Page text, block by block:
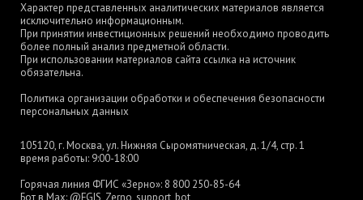
Характер представленных аналитических материалов является
исключительно информационным.
При принятии инвестиционных решений необходимо проводить
более полный анализ предметной области.
При использовании материалов сайта ссылка на источник
обязательна.
Политика организации обработки и обеспечения безопасности
персональных данных
105120, г. Москва, ул. Нижняя Сыромятническая, д. 1/4, стр. 1
время работы: 9:00-18:00
Горячая линия ФГИС «Зерно»: 8 800 250-85-64
Бот в Max: @FGIS_Zerno_support_bot